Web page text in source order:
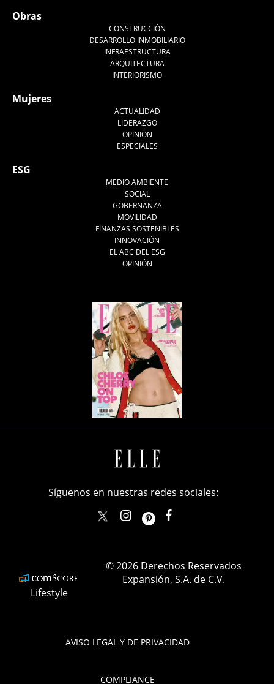
Obras
CONSTRUCCIÓN
DESARROLLO INMOBILIARIO
INFRAESTRUCTURA
ARQUITECTURA
INTERIORISMO
Mujeres
ACTUALIDAD
LIDERAZGO
OPINIÓN
ESPECIALES
ESG
MEDIO AMBIENTE
SOCIAL
GOBERNANZA
MOVILIDAD
FINANZAS SOSTENIBLES
INNOVACIÓN
EL ABC DEL ESG
OPINIÓN
AVISO LEGAL Y DE PRIVACIDAD
COMPLIANCE
Síguenos en nuestras redes sociales:
elle_mexicoellemexico
Lifestyle
© 2026 Derechos Reservados
Expansión, S.A. de C.V.